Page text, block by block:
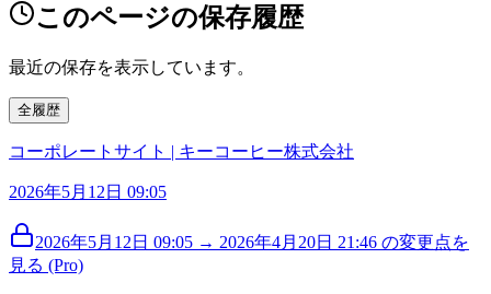
このページの保存履歴
最近の保存を表示しています。
全履歴
コーポレートサイト | キーコーヒー株式会社
2026年5月12日 09:05
2026年5月12日 09:05 → 2026年4月20日 21:46 の変更点を
見る (Pro)